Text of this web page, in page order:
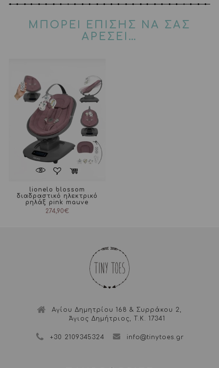
ΜΠΟΡΕΙ ΕΠΙΣΗΣ ΝΑ ΣΑΣ
ΑΡΕΣΕΙ…
lionelo blossom
διαδραστικό ηλεκτρικό
ρηλάξ pink mauve
274,90€
Αγίου Δημητρίου 168 & Συρράκου 2,
Άγιος Δημήτριος, Τ.Κ. 17341
+30 2109345324 info@tinytoes.gr